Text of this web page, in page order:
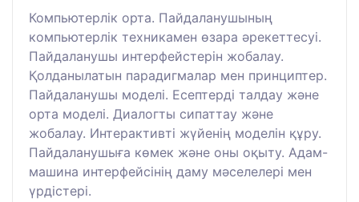
Компьютерлік орта. Пайдаланушының
компьютерлік техникамен өзара әрекеттесуі.
Пайдаланушы интерфейстерін жобалау.
Қолданылатын парадигмалар мен принциптер.
Пайдаланушы моделі. Есептерді талдау және
орта моделі. Диалогты сипаттау және
жобалау. Интерактивті жүйенің моделін құру.
Пайдаланушыға көмек және оны оқыту. Адам-
машина интерфейсінің даму мәселелері мен
үрдістері.